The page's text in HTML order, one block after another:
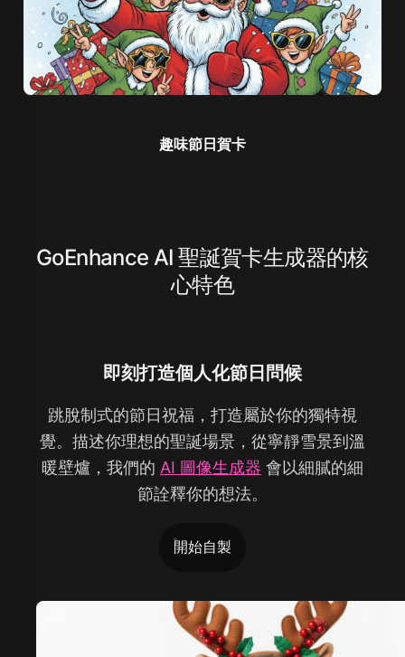
趣味節日賀卡
GoEnhance AI 聖誕賀卡生成器的核
心特色
即刻打造個人化節日問候
跳脫制式的節日祝福，打造屬於你的獨特視
覺。描述你理想的聖誕場景，從寧靜雪景到溫
暖壁爐，我們的 AI 圖像生成器 會以細膩的細
節詮釋你的想法。
開始自製